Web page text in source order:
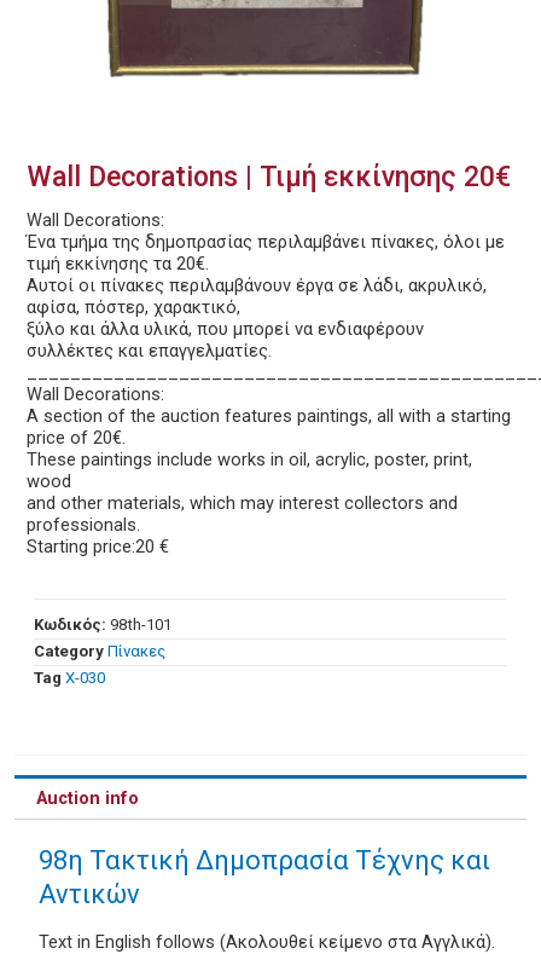
Wall Decorations | Τιμή εκκίνησης 20€
Wall Decorations:
Ένα τμήμα της δημοπρασίας περιλαμβάνει πίνακες, όλοι με
τιμή εκκίνησης τα 20€.
Αυτοί οι πίνακες περιλαμβάνουν έργα σε λάδι, ακρυλικό,
αφίσα, πόστερ, χαρακτικό,
ξύλο και άλλα υλικά, που μπορεί να ενδιαφέρουν
συλλέκτες και επαγγελματίες.
Wall Decorations:
A section of the auction features paintings, all with a starting
price of 20€.
These paintings include works in oil, acrylic, poster, print,
wood
and other materials, which may interest collectors and
professionals.
Starting price:20 €
Κωδικός: 98th-101
Category Πίνακες
Tag Χ-030
Auction info
98η Τακτική Δημοπρασία Τέχνης και
Αντικών
Text in English follows (Ακολουθεί κείμενο στα Αγγλικά).